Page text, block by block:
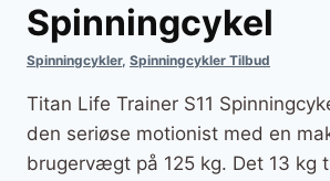
Spinningcykel
Spinningcykler, Spinningcykler Tilbud
Titan Life Trainer S11
den seriøse motionist med en
brugervægt på 125 kg. Det 13 kg